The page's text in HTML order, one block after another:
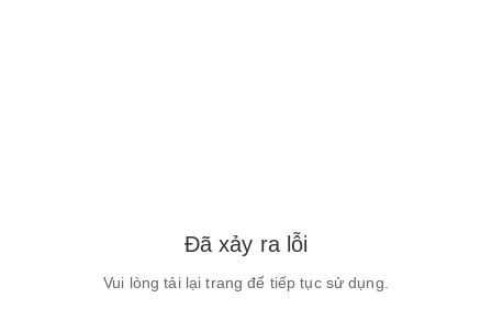
Đã xảy ra lỗi
Vui lòng tải lại trang để tiếp tục sử dụng.